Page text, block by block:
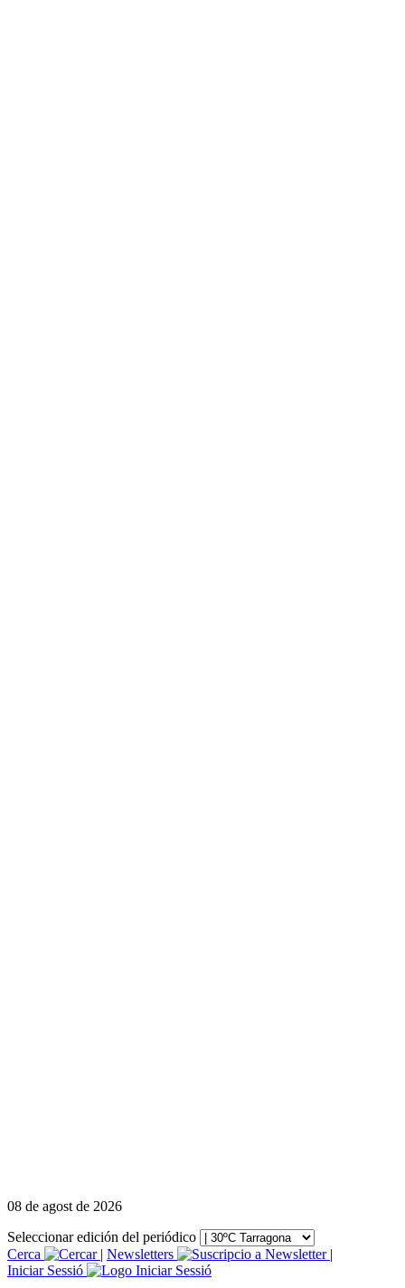
08 de agost de 2026
Seleccionar edición del periódico
Cerca
| Newsletters
|
Iniciar Sessió